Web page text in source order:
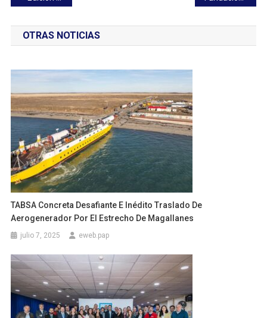
de
entradas
OTRAS NOTICIAS
TABSA Concreta Desafiante E Inédito Traslado De
Aerogenerador Por El Estrecho De Magallanes
julio 7, 2025 eweb.pap